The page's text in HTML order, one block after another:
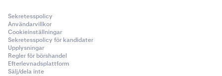
Sekretesspolicy
Användarvillkor
Cookieinställningar
Sekretesspolicy för kandidater
Upplysningar
Regler för börshandel
Efterlevnadsplattform
Sälj/dela inte